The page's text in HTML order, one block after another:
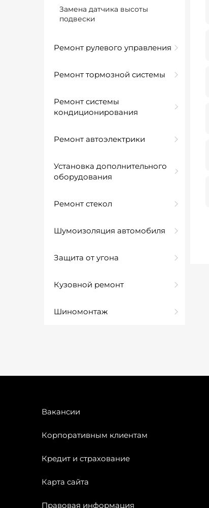
Замена датчика высоты
подвески
Ремонт рулевого управления
Ремонт тормозной системы
Ремонт системы
кондиционирования
Ремонт автоэлектрики
Установка дополнительного
оборудования
Ремонт стекол
Шумоизоляция автомобиля
Защита от угона
Кузовной ремонт
Шиномонтаж
Вакансии
Корпоративным клиентам
Кредит и страхование
Карта сайта
Правовая информация